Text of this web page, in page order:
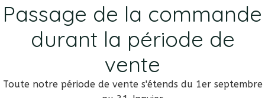
Passage de la commande
durant la période de
vente
Toute notre période de vente s'étends du 1er septembre